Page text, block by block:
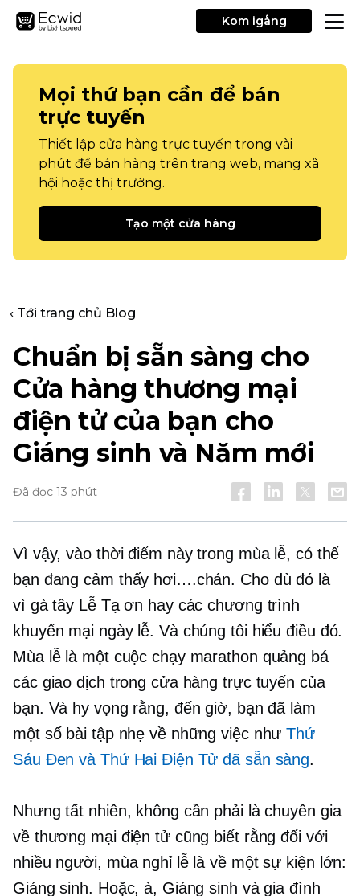
Kom igång
Mọi thứ bạn cần để bán
trực tuyến
Thiết lập cửa hàng trực tuyến trong vài
phút để bán hàng trên trang web, mạng xã
hội hoặc thị trường.
Tạo một cửa hàng
‹ Tới trang chủ Blog
Chuẩn bị sẵn sàng cho
Cửa hàng thương mại
điện tử của bạn cho
Giáng sinh và Năm mới
Đã đọc 13 phút
Vì vậy, vào thời điểm này trong mùa lễ, có thể
bạn đang cảm thấy hơi….chán. Cho dù đó là
vì gà tây Lễ Tạ ơn hay các chương trình
khuyến mại ngày lễ. Và chúng tôi hiểu điều đó.
Mùa lễ là một cuộc chạy marathon quảng bá
các giao dịch trong cửa hàng trực tuyến của
bạn. Và hy vọng rằng, đến giờ, bạn đã làm
một số bài tập nhẹ về những việc nhưThứ
Sáu Đen và Thứ Hai Điện Tử đã sẵn sàng.
Nhưng tất nhiên, không cần phải là chuyên gia
về thương mại điện tử cũng biết rằng đối với
nhiều người, mùa nghỉ lễ là về một sự kiện lớn:
Giáng sinh. Hoặc, à, Giáng sinh và gia đình